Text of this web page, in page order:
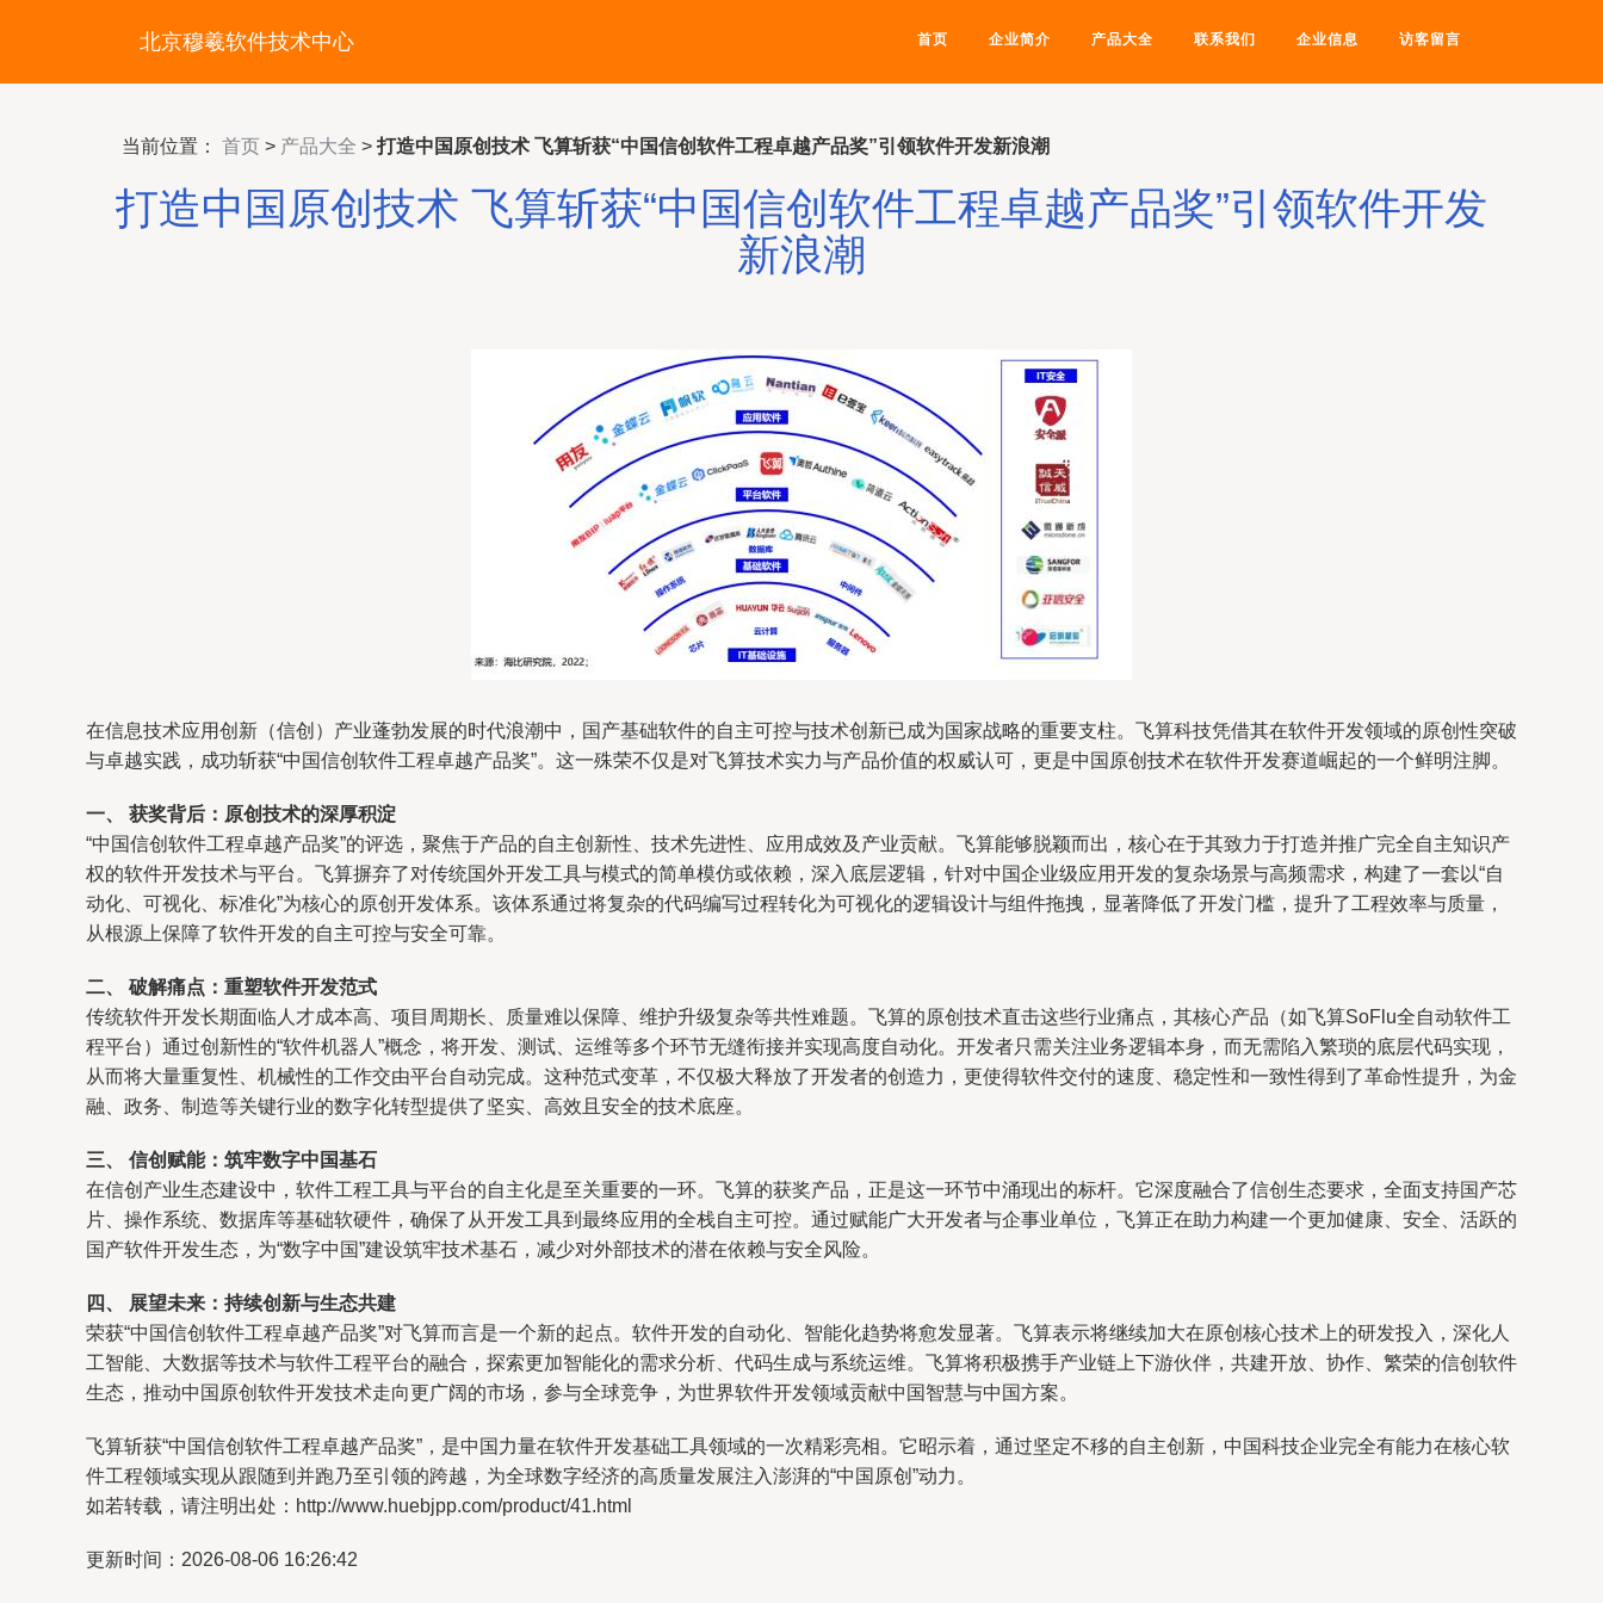
北京穆羲软件技术中心 首页 企业简介 产品大全 联系我们 企业信息 访客留言
当前位置： 首页 > 产品大全 > 打造中国原创技术 飞算斩获“中国信创软件工程卓越产品奖”引领软件开发新浪潮
打造中国原创技术 飞算斩获“中国信创软件工程卓越产品奖”引领软件开发
新浪潮
在信息技术应用创新（信创）产业蓬勃发展的时代浪潮中，国产基础软件的自主可控与技术创新已成为国家战略的重要支柱。飞算科技凭借其在软件开发领域的原创性突破
与卓越实践，成功斩获“中国信创软件工程卓越产品奖”。这一殊荣不仅是对飞算技术实力与产品价值的权威认可，更是中国原创技术在软件开发赛道崛起的一个鲜明注脚。
一、 获奖背后：原创技术的深厚积淀
“中国信创软件工程卓越产品奖”的评选，聚焦于产品的自主创新性、技术先进性、应用成效及产业贡献。飞算能够脱颖而出，核心在于其致力于打造并推广完全自主知识产
权的软件开发技术与平台。飞算摒弃了对传统国外开发工具与模式的简单模仿或依赖，深入底层逻辑，针对中国企业级应用开发的复杂场景与高频需求，构建了一套以“自
动化、可视化、标准化”为核心的原创开发体系。该体系通过将复杂的代码编写过程转化为可视化的逻辑设计与组件拖拽，显著降低了开发门槛，提升了工程效率与质量，
从根源上保障了软件开发的自主可控与安全可靠。
二、 破解痛点：重塑软件开发范式
传统软件开发长期面临人才成本高、项目周期长、质量难以保障、维护升级复杂等共性难题。飞算的原创技术直击这些行业痛点，其核心产品（如飞算SoFlu全自动软件工
程平台）通过创新性的“软件机器人”概念，将开发、测试、运维等多个环节无缝衔接并实现高度自动化。开发者只需关注业务逻辑本身，而无需陷入繁琐的底层代码实现，
从而将大量重复性、机械性的工作交由平台自动完成。这种范式变革，不仅极大释放了开发者的创造力，更使得软件交付的速度、稳定性和一致性得到了革命性提升，为金
融、政务、制造等关键行业的数字化转型提供了坚实、高效且安全的技术底座。
三、 信创赋能：筑牢数字中国基石
在信创产业生态建设中，软件工程工具与平台的自主化是至关重要的一环。飞算的获奖产品，正是这一环节中涌现出的标杆。它深度融合了信创生态要求，全面支持国产芯
片、操作系统、数据库等基础软硬件，确保了从开发工具到最终应用的全栈自主可控。通过赋能广大开发者与企事业单位，飞算正在助力构建一个更加健康、安全、活跃的
国产软件开发生态，为“数字中国”建设筑牢技术基石，减少对外部技术的潜在依赖与安全风险。
四、 展望未来：持续创新与生态共建
荣获“中国信创软件工程卓越产品奖”对飞算而言是一个新的起点。软件开发的自动化、智能化趋势将愈发显著。飞算表示将继续加大在原创核心技术上的研发投入，深化人
工智能、大数据等技术与软件工程平台的融合，探索更加智能化的需求分析、代码生成与系统运维。飞算将积极携手产业链上下游伙伴，共建开放、协作、繁荣的信创软件
生态，推动中国原创软件开发技术走向更广阔的市场，参与全球竞争，为世界软件开发领域贡献中国智慧与中国方案。
飞算斩获“中国信创软件工程卓越产品奖”，是中国力量在软件开发基础工具领域的一次精彩亮相。它昭示着，通过坚定不移的自主创新，中国科技企业完全有能力在核心软
件工程领域实现从跟随到并跑乃至引领的跨越，为全球数字经济的高质量发展注入澎湃的“中国原创”动力。
如若转载，请注明出处：http://www.huebjpp.com/product/41.html
更新时间：2026-08-06 16:26:42